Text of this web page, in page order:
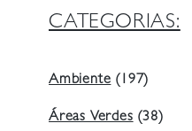
CATEGORIAS:
Ambiente (197)
Áreas Verdes (38)